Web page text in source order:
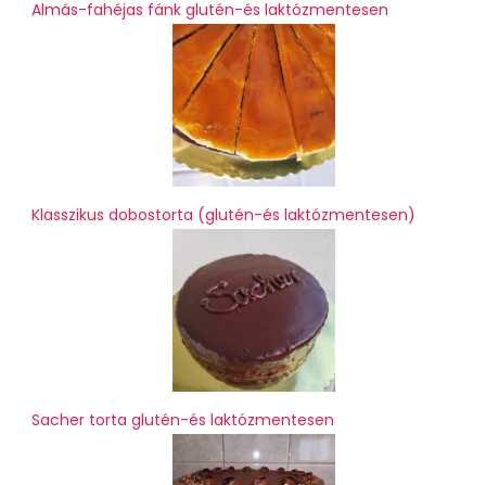
Almás-fahéjas fánk glutén-és laktózmentesen
Klasszikus dobostorta (glutén-és laktózmentesen)
Sacher torta glutén-és laktózmentesen